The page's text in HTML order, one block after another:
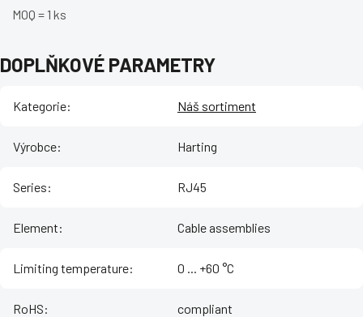
MOQ = 1 ks
DOPLŇKOVÉ PARAMETRY
Kategorie: Náš sortiment
Výrobce: Harting
Series: RJ45
Element: Cable assemblies
Limiting temperature: ‌0 ... +60 °C
RoHS: compliant